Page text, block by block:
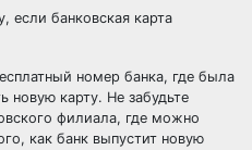
если банковская карта
номер банка, где была
новую карту. Не забудьте
филиала, где можно
как банк выпустит новую